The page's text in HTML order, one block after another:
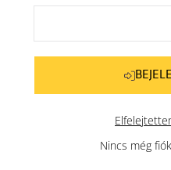
Nincs még